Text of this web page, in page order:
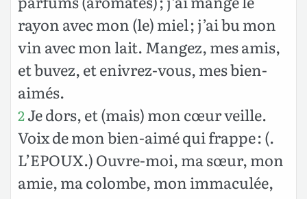
rayon avec mon (le) miel ; j’ai bu mon
vin avec mon lait. Mangez, mes amis,
et buvez, et enivrez-vous, mes bien-
aimés.
2Je dors, et (mais) mon cœur veille.
Voix de mon bien-aimé qui frappe : (.
L’EPOUX.) Ouvre-moi, ma sœur, mon
amie, ma colombe, mon immaculée,